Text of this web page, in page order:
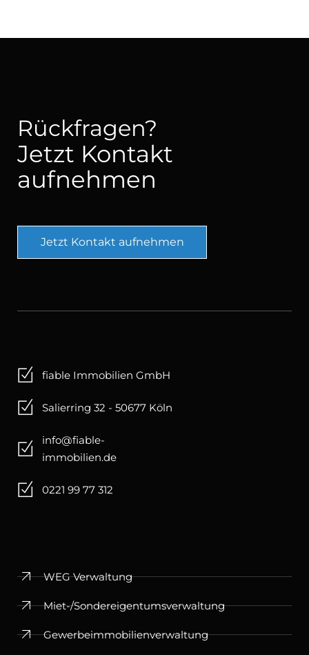
Rückfragen?
Jetzt Kontakt
aufnehmen
Jetzt Kontakt aufnehmen
fiable Immobilien GmbH
Salierring 32 - 50677 Köln
info@fiable-
immobilien.de
0221 99 77 312
WEG Verwaltung
Miet-/­Sondereigentumsverwaltung
Gewerbeimmobilienverwaltung